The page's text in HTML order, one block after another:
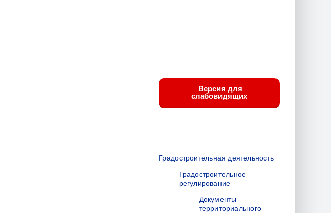
Версия для
слабовидящих
Градостроительная деятельность
Градостроительное
регулирование
Документы
территориального